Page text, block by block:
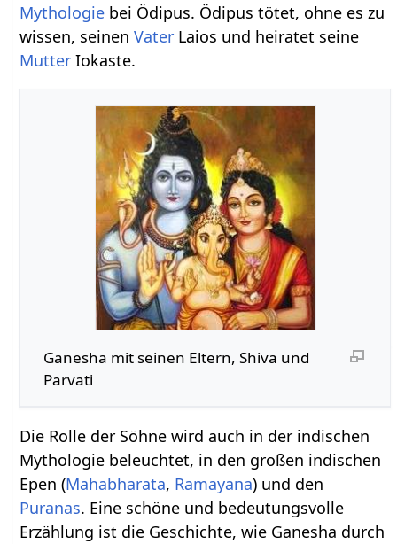
Mythologie bei Ödipus. Ödipus tötet, ohne es zu
wissen, seinenVater Laios und heiratet seine
Mutter Iokaste.
Ganesha mit seinen Eltern, Shiva und
Parvati
Die Rolle der Söhne wird auch in der indischen
Mythologie beleuchtet, in den großen indischen
Epen (Mahabharata, Ramayana) und den
Puranas. Eine schöne und bedeutungsvolle
Erzählung ist die Geschichte, wie Ganesha durch